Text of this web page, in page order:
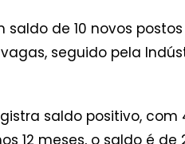
de 10 novos
seguido pela
saldo positivo, com
12 meses, o saldo é de